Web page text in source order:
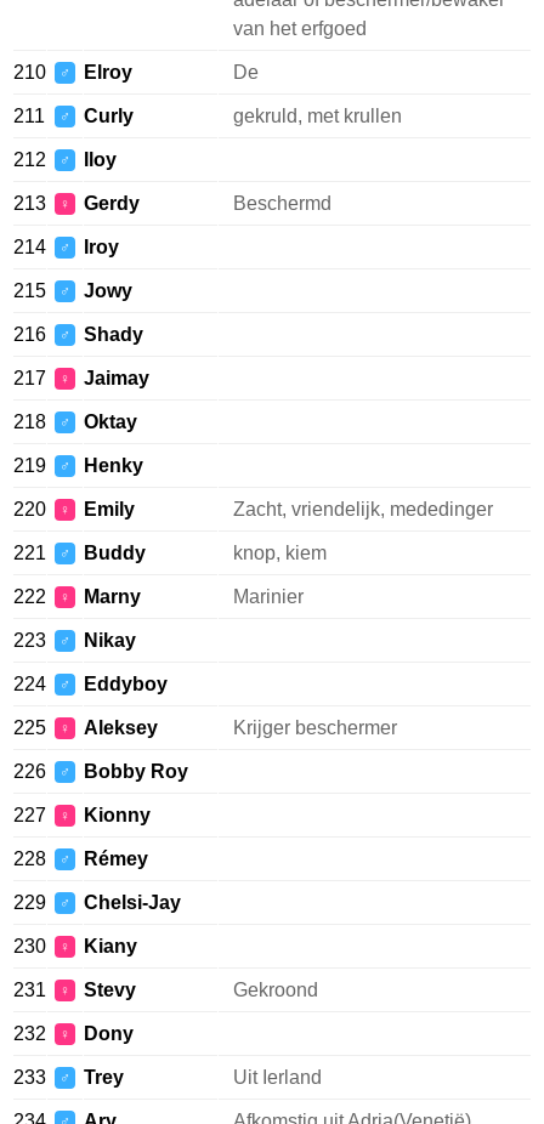
van het erfgoed
210 ♂ Elroy De
211 ♂ Curly gekruld, met krullen
212 ♂ Iloy
213 ♀ Gerdy Beschermd
214 ♂ Iroy
215 ♂ Jowy
216 ♂ Shady
217 ♀ Jaimay
218 ♂ Oktay
219 ♂ Henky
220 ♀ Emily Zacht, vriendelijk, mededinger
221 ♂ Buddy knop, kiem
222 ♀ Marny Marinier
223 ♂ Nikay
224 ♂ Eddyboy
225 ♀ Aleksey Krijger beschermer
226 ♂ Bobby Roy
227 ♀ Kionny
228 ♂ Rémey
229 ♂ Chelsi-Jay
230 ♀ Kiany
231 ♀ Stevy Gekroond
232 ♀ Dony
233 ♂ Trey Uit Ierland